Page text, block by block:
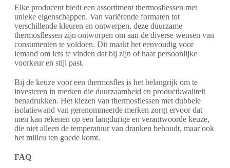
Elke producent biedt een assortiment thermosflessen met
unieke eigenschappen. Van variërende formaten tot
verschillende kleuren en ontwerpen, deze duurzame
thermosflessen zijn ontworpen om aan de diverse wensen van
consumenten te voldoen. Dit maakt het eenvoudig voor
iemand om iets te vinden dat bij zijn of haar persoonlijke
voorkeur en stijl past.
Bij de keuze voor een thermosfles is het belangrijk om te
investeren in merken die duurzaamheid en productkwaliteit
benadrukken. Het kiezen van thermosflessen met dubbele
isolatiewand van gerenommeerde merken zorgt ervoor dat
men kan rekenen op een langdurige en verantwoorde keuze,
die niet alleen de temperatuur van dranken behoudt, maar ook
het milieu ten goede komt.
FAQ